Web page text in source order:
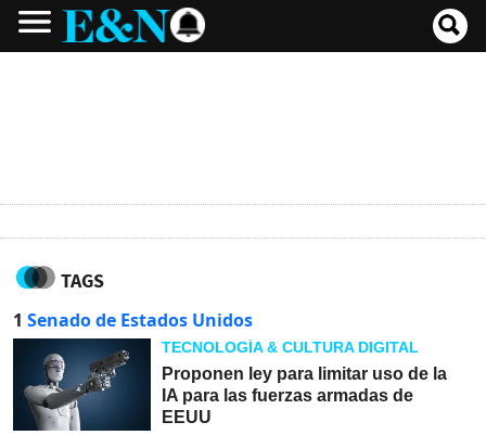
TAGS
1 Senado de Estados Unidos
TECNOLOGÍA & CULTURA DIGITAL
Proponen ley para limitar uso de la
IA para las fuerzas armadas de
EEUU